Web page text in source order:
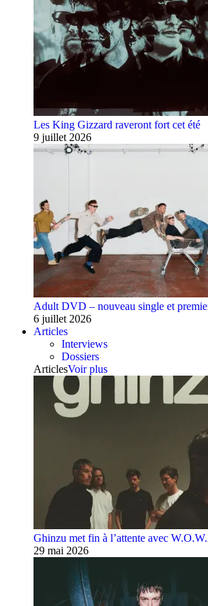
Les King Gizzard raveront fort cet été
9 juillet 2026
Adult DVD – nouveau single et
6 juillet 2026
Articles
Interviews
Dossiers
ArticlesVoir plus
Ghinzu met fin à l’attente avec
29 mai 2026